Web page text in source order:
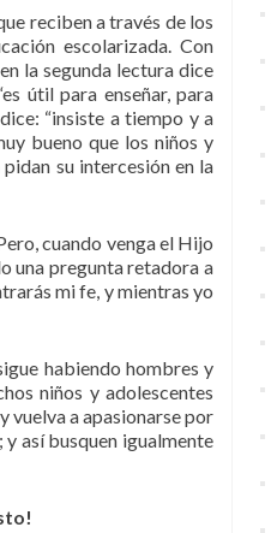
reciben a través de los
escolarizada. Con
la segunda lectura dice
útil para enseñar, para
“insiste a tiempo y a
bueno que los niños y
su intercesión en la
cuando venga el Hijo
una pregunta retadora a
mi fe, y mientras yo
habiendo hombres y
niños y adolescentes
vuelva a apasionarse por
así busquen igualmente